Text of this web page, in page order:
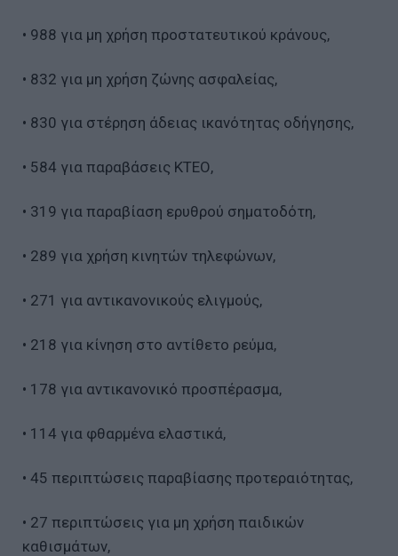
• 988 για μη χρήση προστατευτικού κράνους,
• 832 για μη χρήση ζώνης ασφαλείας,
• 830 για στέρηση άδειας ικανότητας οδήγησης,
• 584 για παραβάσεις ΚΤΕΟ,
• 319 για παραβίαση ερυθρού σηματοδότη,
• 289 για χρήση κινητών τηλεφώνων,
• 271 για αντικανονικούς ελιγμούς,
• 218 για κίνηση στο αντίθετο ρεύμα,
• 178 για αντικανονικό προσπέρασμα,
• 114 για φθαρμένα ελαστικά,
• 45 περιπτώσεις παραβίασης προτεραιότητας,
• 27 περιπτώσεις για μη χρήση παιδικών
καθισμάτων,